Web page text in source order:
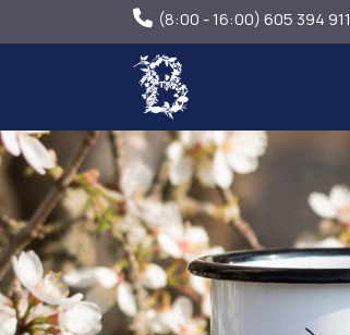
(8:00 - 16:00) 605 394 911